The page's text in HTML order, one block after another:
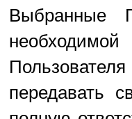
Выбранные
передавать